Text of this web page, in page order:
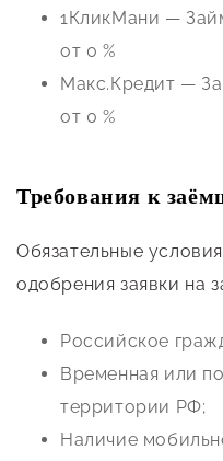
1КликМани —
от 0 %
Макс.Кредит —
от 0 %
Требования к
Обязательные
одобрения заявки на
Российское
Временная или
территории РФ;
Наличие